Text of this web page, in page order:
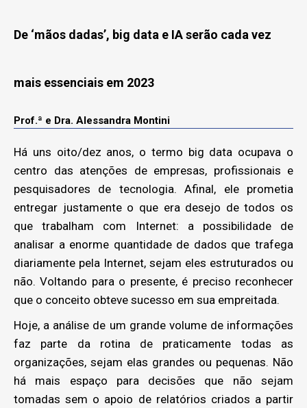
De ‘mãos dadas’, big data e IA serão cada vez
mais essenciais em 2023
Prof.ª e Dra. Alessandra Montini
Há uns oito/dez anos, o termo big data ocupava o
centro das atenções de empresas, profissionais e
pesquisadores de tecnologia. Afinal, ele prometia
entregar justamente o que era desejo de todos os
que trabalham com Internet: a possibilidade de
analisar a enorme quantidade de dados que trafega
diariamente pela Internet, sejam eles estruturados ou
não. Voltando para o presente, é preciso reconhecer
que o conceito obteve sucesso em sua empreitada.
Hoje, a análise de um grande volume de informações
faz parte da rotina de praticamente todas as
organizações, sejam elas grandes ou pequenas. Não
há mais espaço para decisões que não sejam
tomadas sem o apoio de relatórios criados a partir